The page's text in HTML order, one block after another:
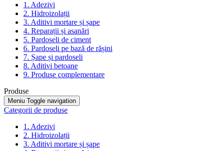
1. Adezivi
2. Hidroizolații
3. Aditivi mortare și șape
4. Reparații și asanări
5. Pardoseli de ciment
6. Pardoseli pe bază de rășini
7. Șape și pardoseli
8. Aditivi betoane
9. Produse complementare
Produse
Meniu Toggle navigation
Categorii de produse
1. Adezivi
2. Hidroizolații
3. Aditivi mortare și șape